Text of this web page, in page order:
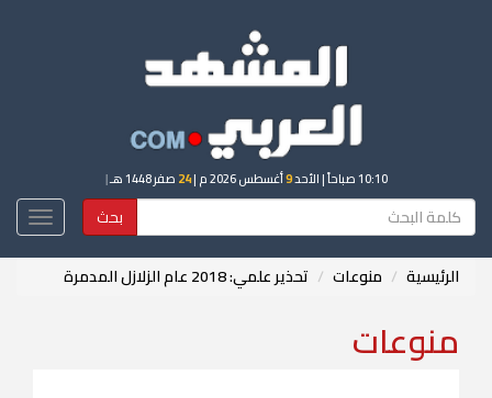
10:10 صباحاً | الأحد9أغسطس 2026 م | 24 صفر 1448 هـ |
بحث
الرئيسية منوعات تحذير علمي: 2018 عام الزلازل المدمرة
منوعات